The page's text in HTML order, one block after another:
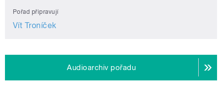
Pořad připravují
Vít Troníček
Audioarchiv pořadu